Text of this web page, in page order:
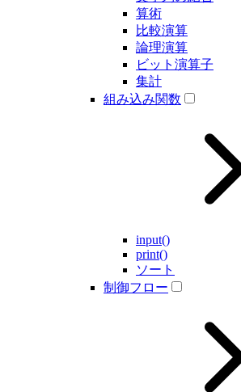
算術
比較演算
論理演算
ビット演算子
集計
組み込み関数
input()
print()
ソート
制御フロー